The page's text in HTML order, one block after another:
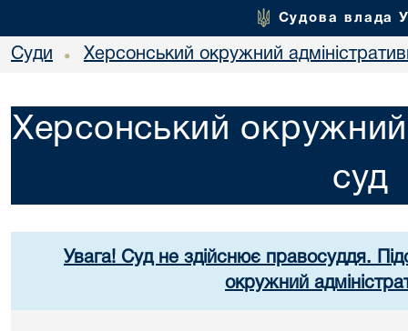
Судова влада
Суди • Херсонський окружний
Херсонський окружний
суд
Увага! Суд не здійснює правосуддя.
окружний